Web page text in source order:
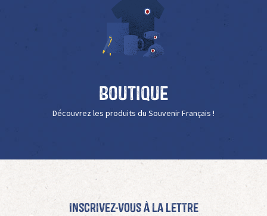
Boutique
Découvrez les produits du Souvenir Français !
Inscrivez-vous à La Lettre